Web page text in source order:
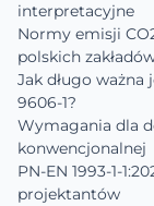
interpretacyjne
Normy emisji
polskich
Jak długo ważna
9606-1?
Wymagania dla
konwencjonalnej
PN-EN 1993-1-
projektantów